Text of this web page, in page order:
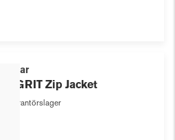
Texstar
Ws GRIT Zip Jacket
Leverantörslager